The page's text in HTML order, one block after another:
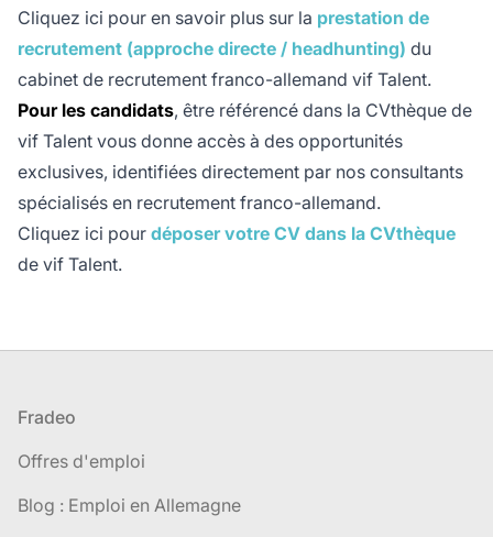
Cliquez ici pour en savoir plus sur la prestation de
recrutement (approche directe / headhunting) du
cabinet de recrutement franco-allemand vif Talent.
Pour les candidats, être référencé dans la CVthèque de
vif Talent vous donne accès à des opportunités
exclusives, identifiées directement par nos consultants
spécialisés en recrutement franco-allemand.
Cliquez ici pour déposer votre CV dans la CVthèque
de vif Talent.
Pied de page
Fradeo
Offres d'emploi
Blog : Emploi en Allemagne